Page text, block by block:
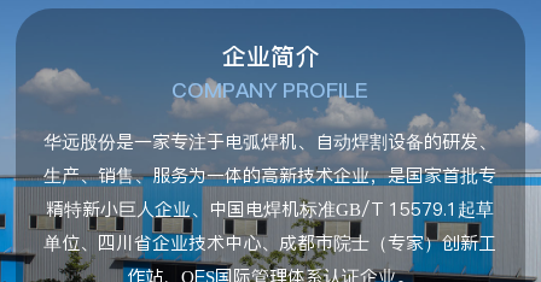
企业简介
COMPANY PROFILE
华远股份是一家专注于电弧焊机、自动焊割设备的研发、
生产、销售、服务为一体的高新技术企业，是国家首批专
精特新小巨人企业、中国电焊机标准GB/T 15579.1起草
单位、四川省企业技术中心、成都市院士（专家）创新工
作站、QES国际管理体系认证企业。